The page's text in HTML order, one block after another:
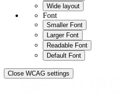
Wide layout
Font
Smaller Font
Larger Font
Readable Font
Default Font
Close WCAG settings